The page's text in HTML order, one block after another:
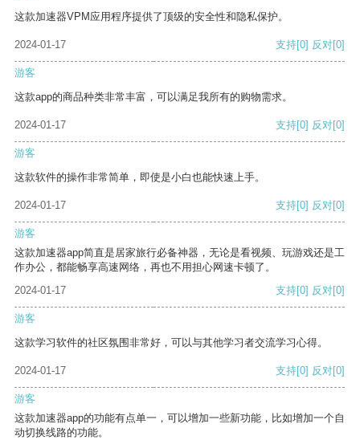
这款加速器VPM应用程序提供了顶级的安全性和隐私保护。
2024-01-17 支持[0] 反对[0]
游客
这款app的商品种类非常丰富，可以满足我所有的购物需求。
2024-01-17 支持[0] 反对[0]
游客
这款软件的操作非常简单，即使是小白也能快速上手。
2024-01-17 支持[0] 反对[0]
游客
这款加速器app简直是居家旅行必备神器，无论是看视频、玩游戏还是工
作办公，都能畅享高速网络，再也不用担心网速卡顿了。
2024-01-17
支持[0] 反对[0]
游客
这款学习软件的社区氛围非常好，可以与其他学习者交流学习心得。
2024-01-17 支持[0] 反对[0]
游客
这款加速器app的功能有点单一，可以增加一些新功能，比如增加一个自
动切换线路的功能。